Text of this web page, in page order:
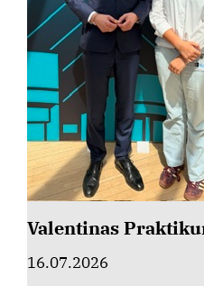
Valentinas
16.07.2026